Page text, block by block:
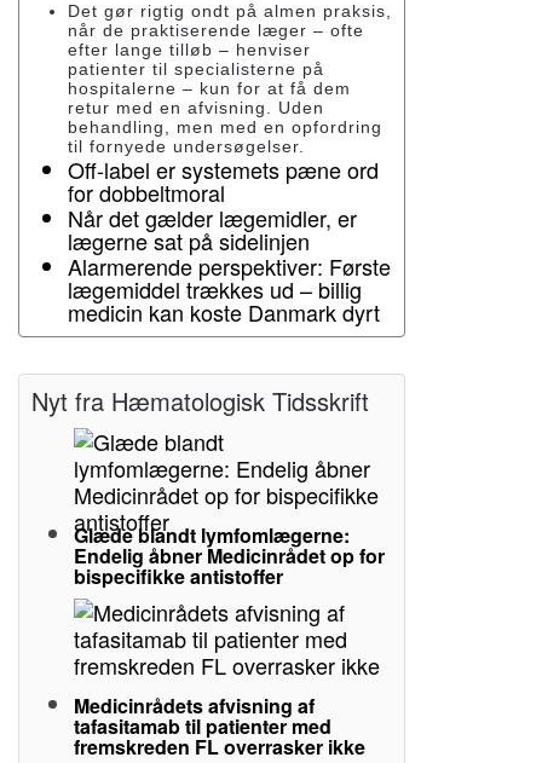
Det gør rigtig ondt på almen praksis,
når de praktiserende læger – ofte
efter lange tilløb – henviser
patienter til specialisterne på
hospitalerne – kun for at få dem
retur med en afvisning. Uden
behandling, men med en opfordring
til fornyede undersøgelser.
Off-label er systemets pæne ord
for dobbeltmoral
Når det gælder lægemidler, er
lægerne sat på sidelinjen
Alarmerende perspektiver: Første
lægemiddel trækkes ud – billig
medicin kan koste Danmark dyrt
Nyt fra Hæmatologisk Tidsskrift
Glæde blandt lymfomlægerne:
Endelig åbner Medicinrådet op for
bispecifikke antistoffer
Medicinrådets afvisning af
tafasitamab til patienter med
fremskreden FL overrasker ikke